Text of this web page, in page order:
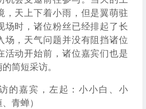
，天上下着小雨，但是翼萌驻
场时，诸位粉丝已经排起了长
场，天气问题并没有阻挡诸位
活动开始前，诸位嘉宾们也是
简短采访。
的嘉宾，左起：小小白、小
青蝉）